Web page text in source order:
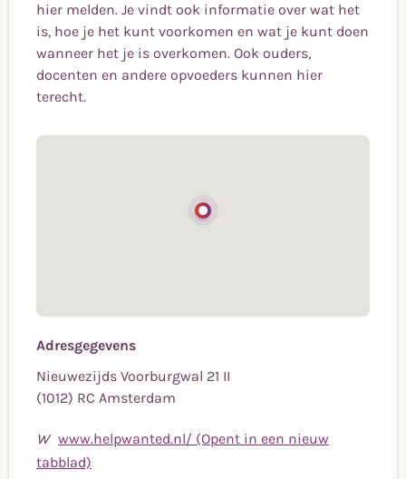
hier melden. Je vindt ook informatie over wat het
is, hoe je het kunt voorkomen en wat je kunt doen
wanneer het je is overkomen. Ook ouders,
docenten en andere opvoeders kunnen hier
terecht.
Adresgegevens
Nieuwezijds Voorburgwal 21 II
(1012) RC Amsterdam
W www.helpwanted.nl/ (Opent in een nieuw
tabblad)